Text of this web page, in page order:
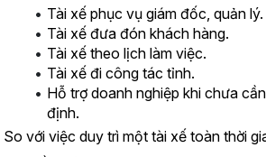
Tài xế phục vụ giám đốc, quản lý.
Tài xế đưa đón khách hàng.
Tài xế theo lịch làm việc.
Tài xế đi công tác tỉnh.
Hỗ trợ doanh nghiệp khi chưa
định.
So với việc duy trì một tài xế toàn thời